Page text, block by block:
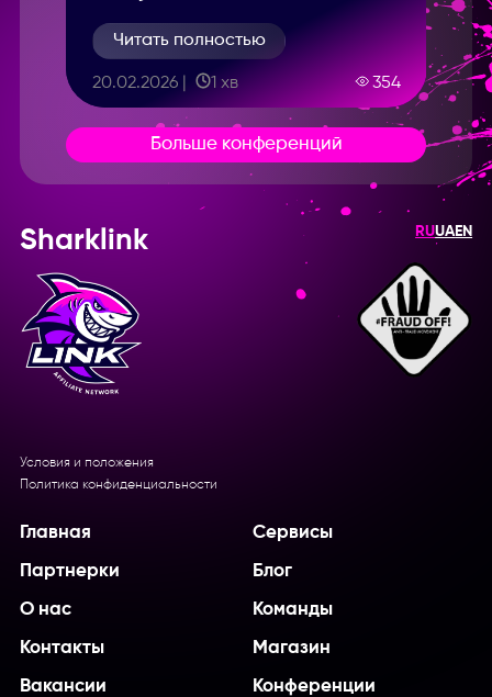
Читать полностью
20.02.2026 | 1 хв 354
Больше конференций
Sharklink RUUAEN
Условия и положения
Политика конфиденциальности
Главная Сервисы
Партнерки Блог
О нас Команды
Контакты Магазин
Вакансии Конференции